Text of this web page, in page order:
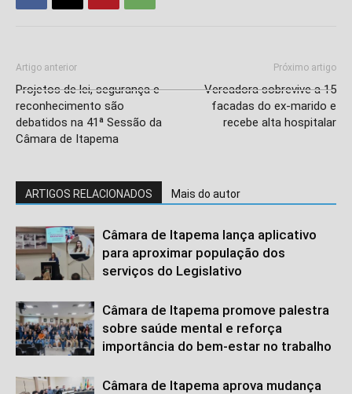
Artigo anterior
Projetos de lei, segurança e
reconhecimento são
debatidos na 41ª Sessão da
Câmara de Itapema
Próximo artigo
Vereadora sobrevive a 15
facadas do ex-marido e
recebe alta hospitalar
ARTIGOS RELACIONADOS Mais do autor
Câmara de Itapema lança aplicativo
para aproximar população dos
serviços do Legislativo
Câmara de Itapema promove palestra
sobre saúde mental e reforça
importância do bem-estar no trabalho
Câmara de Itapema aprova mudança